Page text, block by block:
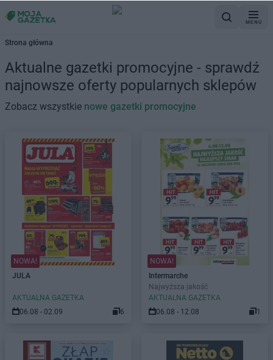
MENU
Strona główna
Aktualne gazetki promocyjne - sprawdź
najnowsze oferty popularnych sklepów
Zobacz wszystkie nowe gazetki promocyjne
NOWA!
JULA
AKTUALNA GAZETKA
06.08 - 02.09
6
NOWA!
Intermarche
Najwyższa jakość
AKTUALNA GAZETKA
06.08 - 12.08
1